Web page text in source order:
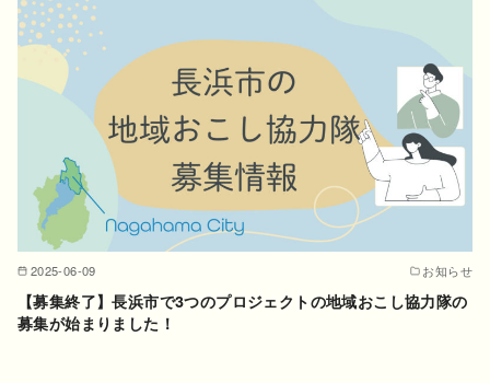
2025-06-09 お知らせ
【募集終了】長浜市で3つのプロジェクトの地域おこし協力隊の
募集が始まりました！